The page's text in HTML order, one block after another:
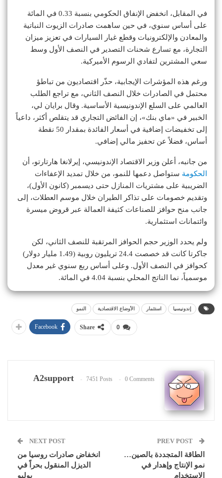
في المقابل، انخفض الإنفاق الحكومي بنسبة 0.33 في المائة
على أساس سنوي، في حين ساهمت صادرات الزيوت النباتية
والمعادن والإلكترونيات وقطع غيار السيارات في تعزيز ميزان
التجارة، مع تسارع شحنات التصدير في النصف الأول وسط
سعي المشترين لتفادي الرسوم الأميركية.
ورغم هذه المؤشرات الإيجابية، حذّر اقتصاديون من تباطؤ
محتمل في الصادرات خلال النصف الثاني، مع تراجع الطلب
العالمي على السلع الإندونيسية الأساسية. وقال برايان لي،
الخبير في «ماي بنك»، إن الفائض التجاري قد يتقلص أكثر، داعياً
إلى تخفيضات إضافية في أسعار الفائدة بمقدار 50 نقطة
أساس، فضلاً عن تحفيز مالي إضافي.
من جانبه، أعلن وزير الاقتصاد الإندونيسي، إيرلانغا هارتارتو، أن
الحكومة ستواصل دعمها للنمو، من خلال تمديد الإعفاءات
الضريبية على مشتريات المنازل حتى ديسمبر (كانون الأول)،
وتقديم خصومات على تذاكر الطيران خلال موسم العطلات، إلى
جانب منح حوافز للصناعات كثيفة العمالة عبر قروض ميسرة
وائتمانات استثمارية.
ولم يحدد الوزير حجم الحوافز المرتقبة للنصف الثاني، لكن
جاكرتا كانت قد خصصت 24.4 تريليون روبية (1.49 مليار دولار)
كحوافز في النصف الأول. وعلى أساس ربع سنوي غير معدل
موسمياً، نما الناتج المحلي بنسبة 4.04 في المائة.
إندونيسيا استثمار الأوضاع الاقتصادية النمو
0
Share
Facebook
A2support 7451 Posts 0 Comments
الطاقة المتجددة بالصين…
نمو الإنتاج وإهدار في
الاستخدام
NEXT POST
انخفاض صادرات روسيا من
الديزل المنقول بحراً في
يوليو